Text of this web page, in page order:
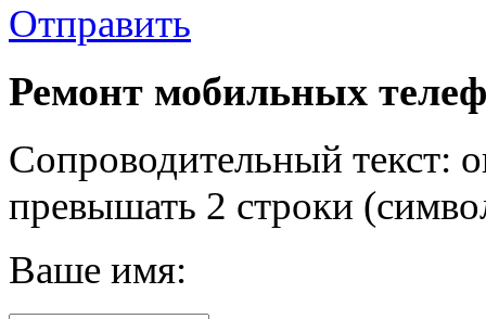
Отправить
Ремонт мобильных
Сопроводительный текст:
превышать 2 строки
Ваше имя: